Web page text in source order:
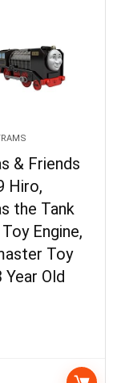
& Friends
Hiro,
the Tank
Engine,
Toy
Year Old